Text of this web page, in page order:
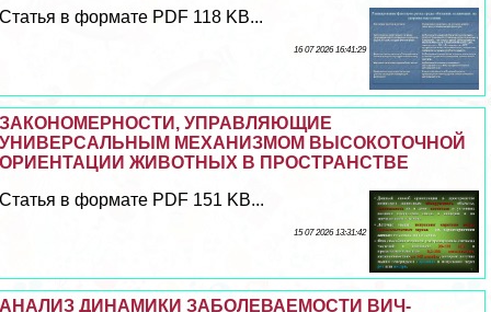
Статья в формате PDF 118 KB...
16 07 2026 16:41:29
ЗАКОНОМЕРНОСТИ, УПРАВЛЯЮЩИЕ
УНИВЕРСАЛЬНЫМ МЕХАНИЗМОМ ВЫСОКОТОЧНОЙ
ОРИЕНТАЦИИ ЖИВОТНЫХ В ПРОСТРАНСТВЕ
Статья в формате PDF 151 KB...
15 07 2026 13:31:42
АНАЛИЗ ДИНАМИКИ ЗАБОЛЕВАЕМОСТИ ВИЧ-